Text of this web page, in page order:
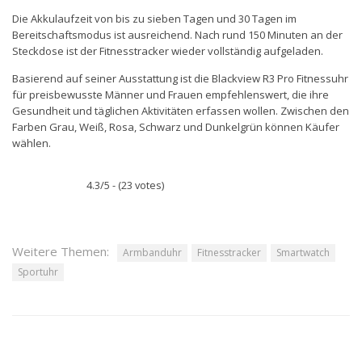
Die Akkulaufzeit von bis zu sieben Tagen und 30 Tagen im
Bereitschaftsmodus ist ausreichend. Nach rund 150 Minuten an der
Steckdose ist der Fitnesstracker wieder vollständig aufgeladen.
Basierend auf seiner Ausstattung ist die Blackview R3 Pro Fitnessuhr
für preisbewusste Männer und Frauen empfehlenswert, die ihre
Gesundheit und täglichen Aktivitäten erfassen wollen. Zwischen den
Farben Grau, Weiß, Rosa, Schwarz und Dunkelgrün können Käufer
wählen.
4.3/5 - (23 votes)
Weitere Themen: Armbanduhr Fitnesstracker
Smartwatch
Sportuhr